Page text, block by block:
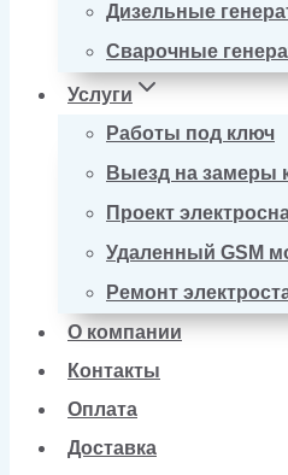
Дизельные
Сварочные
Услуги
Работы под ключ
Выезд на замеры
Проект
Удаленный GSM
Ремонт
О компании
Контакты
Оплата
Доставка